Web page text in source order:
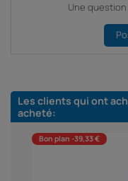
Une
Les clients qui ont
acheté:
Bon plan -39,33 €